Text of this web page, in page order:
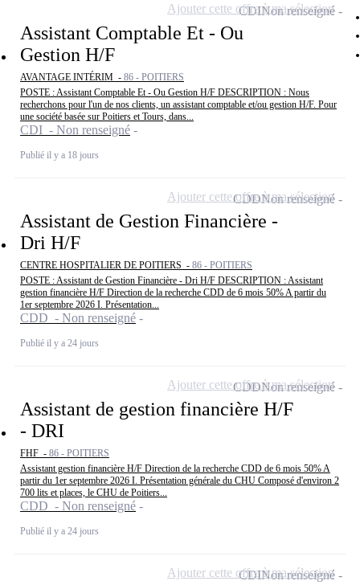
Assistant Comptable Et - Ou
Gestion H/F
AVANTAGE INTÉRIM - 86 - POITIERS
POSTE : Assistant Comptable Et - Ou Gestion H/F DESCRIPTION : Nous
recherchons pour l'un de nos clients, un assistant comptable et/ou gestion H/F. Pour
une société basée sur Poitiers et Tours, dans...
CDI - Non renseigné
Publié il y a 18 jours
CDINon renseigné
Ajouter cette offre à ma sélection
Assistant de Gestion Financière -
Dri H/F
CENTRE HOSPITALIER DE POITIERS - 86 - POITIERS
POSTE : Assistant de Gestion Financière - Dri H/F DESCRIPTION : Assistant
gestion financière H/F Direction de la recherche CDD de 6 mois 50% A partir du
1er septembre 2026 I. Présentation...
CDD - Non renseigné
Publié il y a 24 jours
CDDNon renseigné
Ajouter cette offre à ma sélection
Assistant de gestion financière H/F
- DRI
FHF - 86 - POITIERS
Assistant gestion financière H/F Direction de la recherche CDD de 6 mois 50% A
partir du 1er septembre 2026 I. Présentation générale du CHU Composé d'environ 2
700 lits et places, le CHU de Poitiers...
CDD - Non renseigné
Publié il y a 24 jours
CDDNon renseigné
Ajouter cette offre à ma sélection
CDINon renseigné
Ajouter cette offre à ma sélection